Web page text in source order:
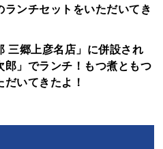
ランチセットをいただいてき
三郷上彦名店」に併設され
郎」でランチ！もつ煮ともつ
だいてきたよ！